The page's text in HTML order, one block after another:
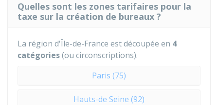
Quelles sont les zones tarifaires pour la
taxe sur la création de bureaux ?
La région d'Île-de-France est découpée en 4
catégories(ou circonscriptions).
Paris (75)
Hauts-de Seine (92)